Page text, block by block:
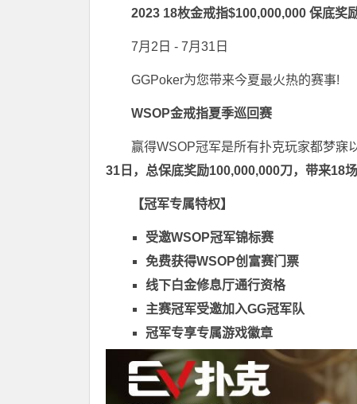
2023 18枚金戒指$100,000,000 保底奖
7月2日 - 7月31日
GGPoker为您带来今夏最火热的赛事!
WSOP金戒指夏季巡回赛
赢得WSOP冠军是所有扑克玩家都梦寐
31日， 总保底奖励100,000,000刀，带来18
【冠军专属特权】
受邀WSOP冠军锦标赛
免费获得WSOP创富赛门票
线下白金修息厅通行资格
主赛冠军受邀加入GG冠军队
冠军专享专属游戏徽章